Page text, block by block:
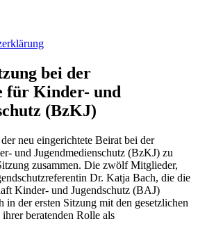
bei der
für Kinder- und
(BzKJ)
neu eingerichtete Beirat bei der
und Jugendmedienschutz (BzKJ) zu
zusammen. Die zwölf Mitglieder,
Dr. Katja Bach, die die
Kinder- und Jugendschutz (BAJ)
in der ersten Sitzung mit den gesetzlichen
beratenden Rolle als